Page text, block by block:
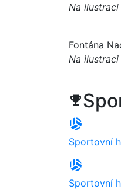
Na ilustraci
Fontána
Na ilustraci
trophy
sports_volleyball
Sportovní
sports_volleyball
Sportovní